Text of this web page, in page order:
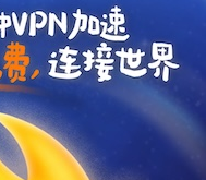
支持[0] 反对
支持